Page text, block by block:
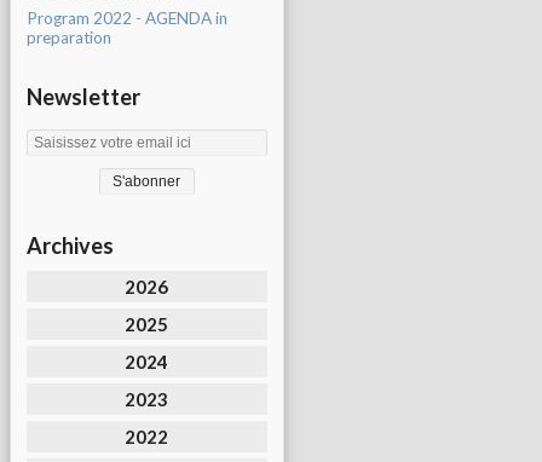
Program 2022 - AGENDA in
preparation
Newsletter
Archives
2026
2025
2024
2023
2022